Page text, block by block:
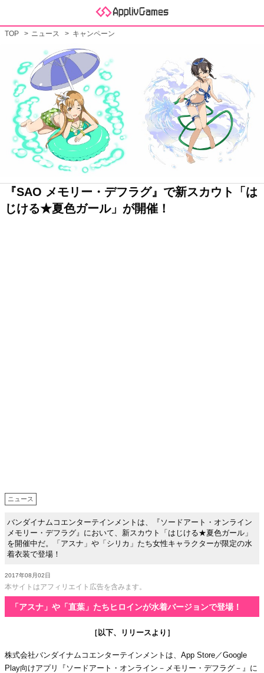
TOP ニュース キャンペーン
『SAO メモリー・デフラグ』で新スカウト「は
じける★夏色ガール」が開催！
ニュース
バンダイナムコエンターテインメントは、『ソードアート・オンライン
メモリー・デフラグ』において、新スカウト「はじける★夏色ガール」
を開催中だ。「アスナ」や「シリカ」たち女性キャラクターが限定の水
着衣装で登場！
2017年08月02日
本サイトはアフィリエイト広告を含みます。
「アスナ」や「直葉」たちヒロインが水着バージョンで登場！
［以下、リリースより］
株式会社バンダイナムコエンターテインメントは、App Store／Google
Play向けアプリ『ソードアート・オンライン－メモリー・デフラグ－』に